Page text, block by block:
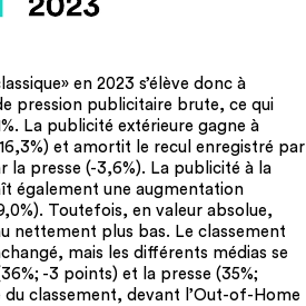
en 2023 s’élève donc à
pression publicitaire brute, ce qui
La publicité extérieure gagne à
et amortit le recul enregistré par
la presse (-3,6%). La publicité à la
également une augmentation
Toutefois, en valeur absolue,
nettement plus bas. Le classement
mais les différents médias se
-3 points) et la presse (35%;
classement, devant l’Out-of-Home